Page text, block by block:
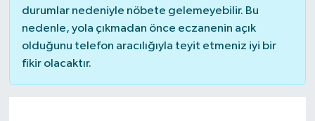
durumlar nedeniyle nöbete gelemeyebilir. Bu
nedenle, yola çıkmadan önce eczanenin açık
olduğunu telefon aracılığıyla teyit etmeniz iyi bir
fikir olacaktır.